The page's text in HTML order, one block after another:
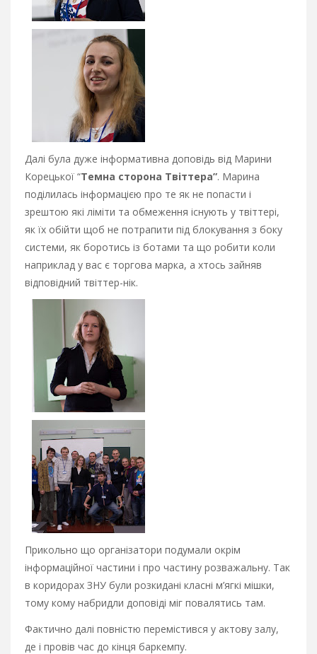
Далі була дуже інформативна доповідь від Марини
Корецької “Темна сторона Твіттера”. Марина
поділилась інформацією про те як не попасти і
зрештою які ліміти та обмеження існують у твіттері,
як їх обійти щоб не потрапити під блокування з боку
системи, як боротись із ботами та що робити коли
наприклад у вас є торгова марка, а хтось зайняв
відповідний твіттер-нік.
Прикольно що організатори подумали окрім
інформаційної частини і про частину розважальну. Так
в коридорах ЗНУ були розкидані класні м’ягкі мішки,
тому кому набридли доповіді міг повалятись там.
Фактично далі повністю перемістився у актову залу,
де і провів час до кінця баркемпу.